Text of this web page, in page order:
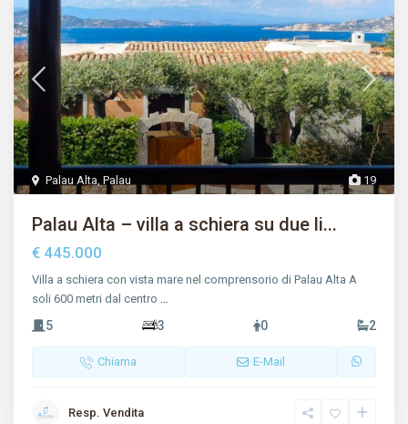
19
Palau Alta,Palau
Palau Alta – villa a schiera su due li...
€ 445.000
Villa a schiera con vista mare nel comprensorio di Palau Alta A
soli 600 metri dal centro …
5 3 0 2
Chiama E-Mail
Resp. Vendita